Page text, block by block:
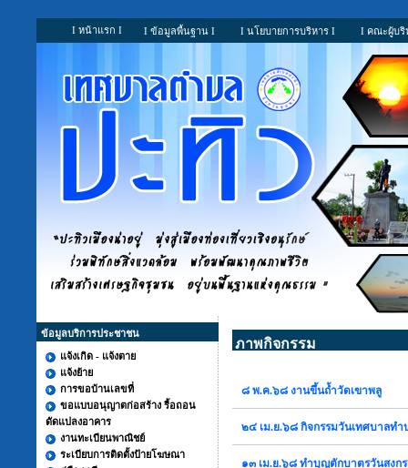
I หน้าแรก I I ข้อมูลพื้นฐาน I I นโยบายการบริหาร I I คณะผู้บริ
ข้อมูลบริการประชาชน
แจ้งเกิด - แจ้งตาย
แจ้งย้าย
การขอบ้านเลขที่
ขอแบบอนุญาตก่อสร้าง รื้อถอน
ดัดแปลงอาคาร
งานทะเบียนพาณิชย์
ระเบียบการติดตั้งป้ายโฆษณา
ภาพกิจกรรม
๘ พ.ค.๖๘ งานขึ้นถ้ำวัดเขาพลู
๒๔ เม.ย.๖๘ กิจกรรมวันเทศบาลท
๑๓ เม.ย.๖๘ ทำบุญตักบาตรวันสงก